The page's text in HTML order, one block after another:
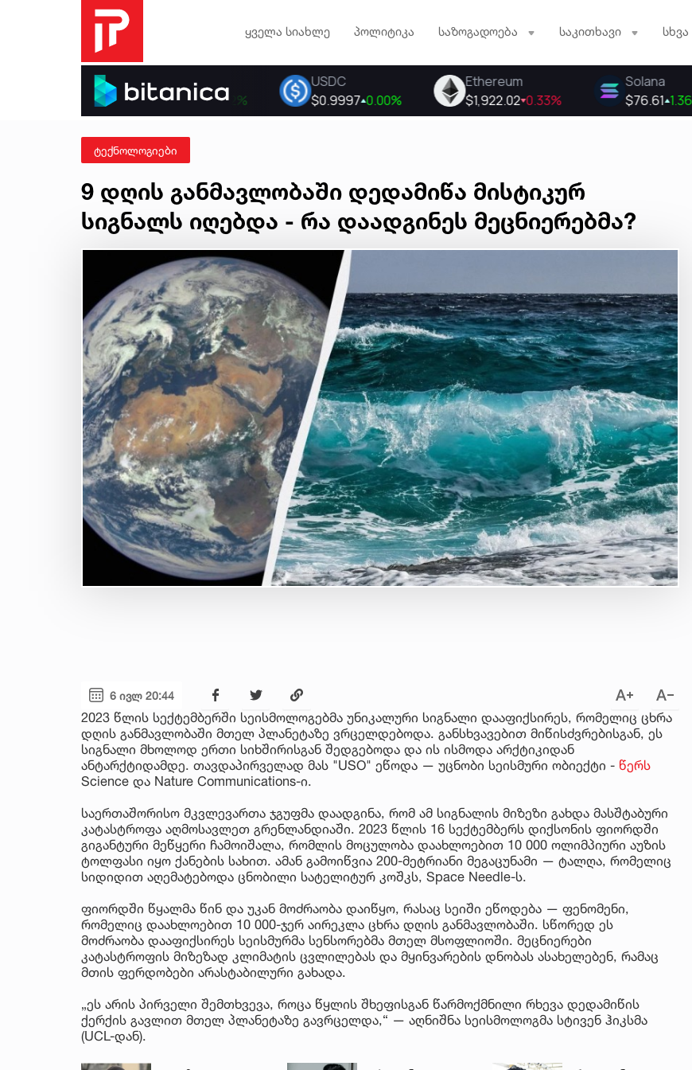
ყველა სიახლე პოლიტიკა საზოგადოება საკითხავი სხვა
ტექნოლოგიები
9 დღის განმავლობაში დედამიწა მისტიკურ
სიგნალს იღებდა - რა დაადგინეს მეცნიერებმა?
6 ივლ 20:44
2023 წლის სექტემბერში სეისმოლოგებმა უნიკალური სიგნალი დააფიქსირეს, რომელიც ცხრა
დღის განმავლობაში მთელ პლანეტაზე ვრცელდებოდა. განსხვავებით მიწისძვრებისგან, ეს
სიგნალი მხოლოდ ერთი სიხშირისგან შედგებოდა და ის ისმოდა არქტიკიდან
ანტარქტიდამდე. თავდაპირველად მას "USO" ეწოდა — უცნობი სეისმური ობიექტი - წერს
Science და Nature Communications-ი.
საერთაშორისო მკვლევართა ჯგუფმა დაადგინა, რომ ამ სიგნალის მიზეზი გახდა მასშტაბური
კატასტროფა აღმოსავლეთ გრენლანდიაში. 2023 წლის 16 სექტემბერს დიქსონის ფიორდში
გიგანტური მეწყერი ჩამოიშალა, რომლის მოცულობა დაახლოებით 10 000 ოლიმპიური აუზის
ტოლფასი იყო ქანების სახით. ამან გამოიწვია 200-მეტრიანი მეგაცუნამი — ტალღა, რომელიც
სიდიდით აღემატებოდა ცნობილი სატელიტურ კოშკს, Space Needle-ს.
ფიორდში წყალმა წინ და უკან მოძრაობა დაიწყო, რასაც სეიში ეწოდება — ფენომენი,
რომელიც დაახლოებით 10 000-ჯერ აირეკლა ცხრა დღის განმავლობაში. სწორედ ეს
მოძრაობა დააფიქსირეს სეისმურმა სენსორებმა მთელ მსოფლიოში. მეცნიერები
კატასტროფის მიზეზად კლიმატის ცვლილებას და მყინვარების დნობას ასახელებენ, რამაც
მთის ფერდობები არასტაბილური გახადა.
„ეს არის პირველი შემთხვევა, როცა წყლის შხეფისგან წარმოქმნილი რხევა დედამიწის
ქერქის გავლით მთელ პლანეტაზე გავრცელდა,“ — აღნიშნა სეისმოლოგმა სტივენ ჰიკსმა
(UCL-დან).